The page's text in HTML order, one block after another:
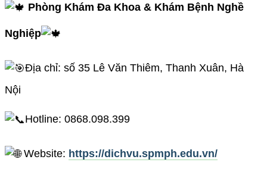
Phòng Khám Đa Khoa & Khám Bệnh Nghề
Nghiệp
Địa chỉ: số 35 Lê Văn Thiêm, Thanh Xuân, Hà
Nội
Hotline: 0868.098.399
Website: https://dichvu.spmph.edu.vn/